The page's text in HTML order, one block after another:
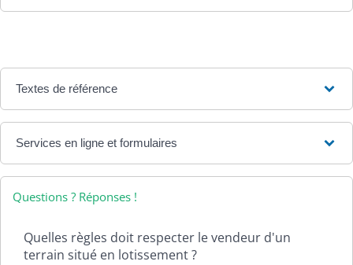
Textes de référence
Services en ligne et formulaires
Questions ? Réponses !
Quelles règles doit respecter le vendeur d'un
terrain situé en lotissement ?